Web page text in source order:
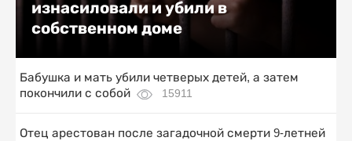
изнасиловали и убили в
собственном доме
Бабушка и мать убили четверых детей, а затем
покончили с собой
15911
Отец арестован после загадочной смерти 9-летней